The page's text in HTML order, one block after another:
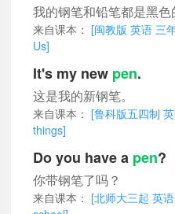
我的钢笔和铅笔都是黑色
来自课本： [闽教版 英语 三
Us]
It's my new pen.
这是我的新钢笔。
来自课本： [鲁科版五四制
things]
Do you have a pen?
你带钢笔了吗？
来自课本： [北师大三起 英